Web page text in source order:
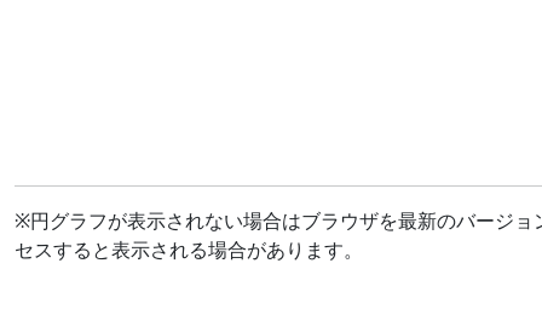
※円グラフが表示されない場合はブラウザを最新のバージ
セスすると表示される場合があります。